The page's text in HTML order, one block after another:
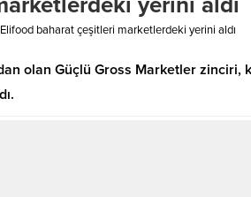
Elifood baharat çeşitleri marketlerdeki yerini aldı
olan Güçlü Gross Marketler